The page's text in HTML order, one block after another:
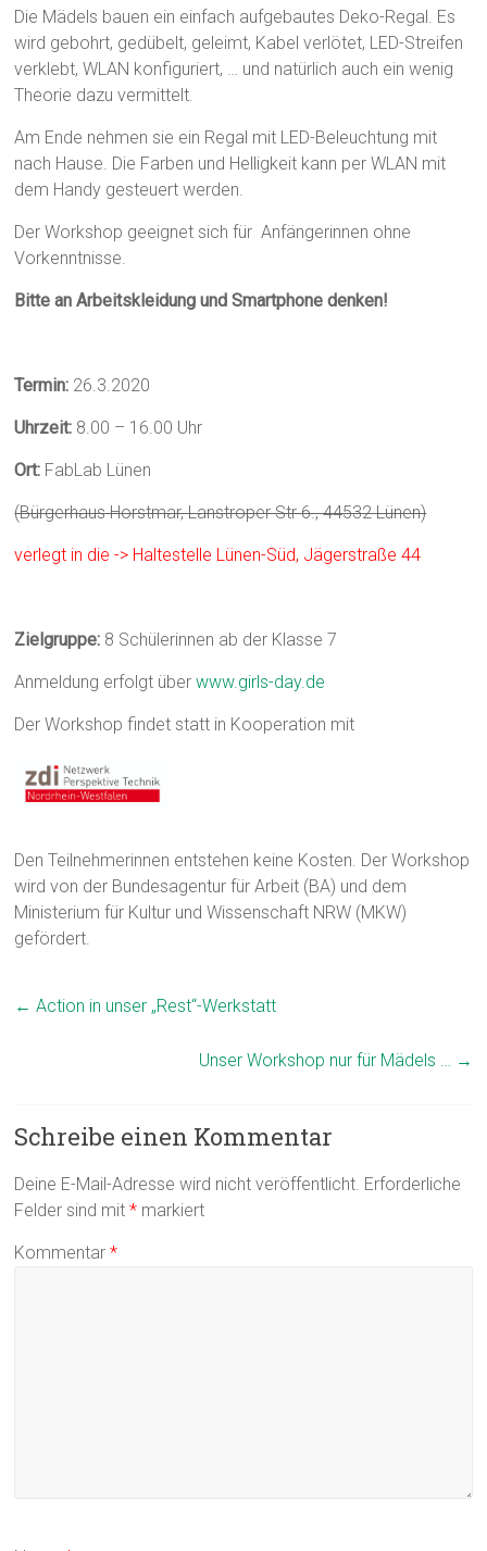
Die Mädels bauen ein einfach aufgebautes Deko-Regal. Es
wird gebohrt, gedübelt, geleimt, Kabel verlötet, LED-Streifen
verklebt, WLAN konfiguriert, … und natürlich auch ein wenig
Theorie dazu vermittelt.
Am Ende nehmen sie ein Regal mit LED-Beleuchtung mit
nach Hause. Die Farben und Helligkeit kann per WLAN mit
dem Handy gesteuert werden.
Der Workshop geeignet sich für Anfängerinnen ohne
Vorkenntnisse.
Bitte an Arbeitskleidung und Smartphone denken!
Termin: 26.3.2020
Uhrzeit: 8.00 – 16.00 Uhr
Ort: FabLab Lünen
(Bürgerhaus Horstmar, Lanstroper Str 6., 44532 Lünen)
verlegt in die -> Haltestelle Lünen-Süd, Jägerstraße 44
Zielgruppe: 8 Schülerinnen ab der Klasse 7
Anmeldung erfolgt überwww.girls-day.de
Der Workshop findet statt in Kooperation mit
Den Teilnehmerinnen entstehen keine Kosten. Der Workshop
wird von der Bundesagentur für Arbeit (BA) und dem
Ministerium für Kultur und Wissenschaft NRW (MKW)
gefördert.
← Action in unser „Rest“-Werkstatt
Unser Workshop nur für Mädels … →
Schreibe einen Kommentar
Deine E-Mail-Adresse wird nicht veröffentlicht. Erforderliche
Felder sind mit* markiert
Kommentar*